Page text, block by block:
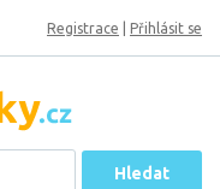
Registrace Přihlásit se
Hledat